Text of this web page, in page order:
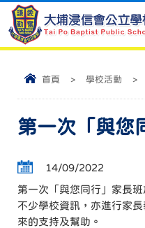
首頁 > 學校活動 >
第一次「與您
14/09/2022
第一次「與您同行」家長
不少學校資訊，亦進行家
來的支持及幫助。